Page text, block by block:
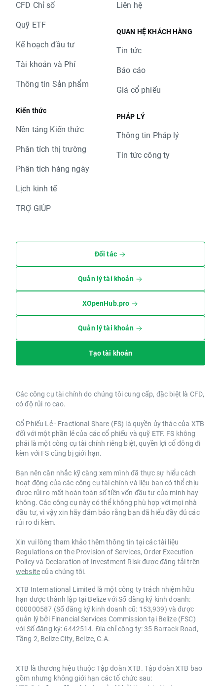
CFD Chỉ số
Quỹ ETF
Kế hoạch đầu tư
Tài khoản và Phí
Thông tin Sản phẩm
Kiến thức
Nền tảng Kiến thức
Phân tích thị trường
Phân tích hàng ngày
Lịch kinh tế
TRỢ GIÚP
Liên hệ
QUAN HỆ KHÁCH HÀNG
Tin tức
Báo cáo
Giá cổ phiếu
PHÁP LÝ
Thông tin Pháp lý
Tin tức công ty
Đối tác
Quản lý tài khoản
XOpenHub.pro
Quản lý tài khoản
Tạo tài khoản
Các công cụ tài chính do chúng tôi cung cấp, đặc biệt là CFD,
có độ rủi ro cao.
Cổ Phiếu Lẻ - Fractional Share (FS) là quyền ủy thác của XTB
đối với một phần lẻ của các cổ phiếu và quỹ ETF. FS không
phải là một công cụ tài chính riêng biệt, quyền lợi cổ đông đi
kèm với FS cũng bị giới hạn.
Bạn nên cân nhắc kỹ càng xem mình đã thực sự hiểu cách
hoạt động của các công cụ tài chính và liệu bạn có thể chịu
được rủi ro mất hoàn toàn số tiền vốn đầu tư của mình hay
không. Các công cụ này có thể không phù hợp với mọi nhà
đầu tư, vì vậy xin hãy đảm bảo rằng bạn đã hiểu đầy đủ các
rủi ro đi kèm.
Xin vui lòng tham khảo thêm thông tin tại các tài liệu
Regulations on the Provision of Services, Order Execution
Policy và Declaration of Investment Risk được đăng tải trên
websitecủa chúng tôi.
XTB International Limited là một công ty trách nhiệm hữu
hạn được thành lập tại Belize với Số đăng ký kinh doanh:
000000587 (Số đăng ký kinh doanh cũ: 153,939) và được
quản lý bởi Financial Services Commission tại Belize (FSC)
với Số đăng ký: 6442514. Địa chỉ công ty: 35 Barrack Road,
Tầng 2, Belize City, Belize, C.A.
XTB là thương hiệu thuộc Tập đoàn XTB. Tập đoàn XTB bao
gồm nhưng không giới hạn các tổ chức sau: